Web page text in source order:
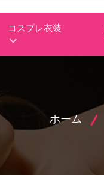
コスプレ衣装
ホーム